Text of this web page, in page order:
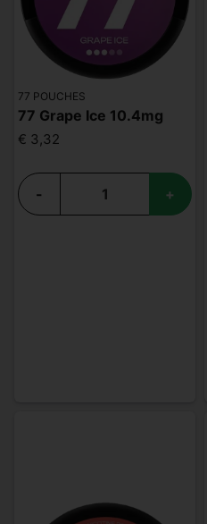
77 POUCHES
77 Grape Ice 10.4mg
€ 3,32
- +